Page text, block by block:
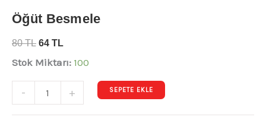
Öğüt Besmele
80TL 64 TL
Stok Miktarı: 100
- + SEPETE EKLE